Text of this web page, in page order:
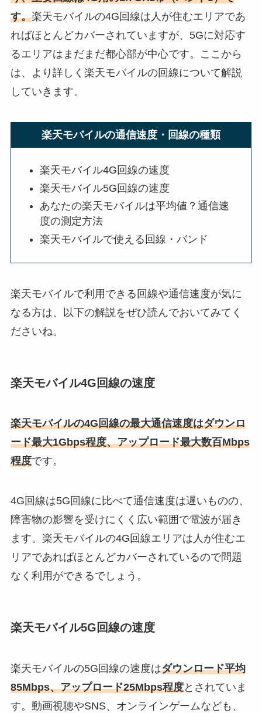
す。楽天モバイルの4G回線は人が住むエリアであ
ればほとんどカバーされていますが、5Gに対応す
るエリアはまだまだ都心部が中心です。ここから
は、より詳しく楽天モバイルの回線について解説
していきます。
楽天モバイルの通信速度・回線の種類
楽天モバイル4G回線の速度
楽天モバイル5G回線の速度
あなたの楽天モバイルは平均値？通信速
度の測定方法
楽天モバイルで使える回線・バンド
楽天モバイルで利用できる回線や通信速度が気に
なる方は、以下の解説をぜひ読んでおいてみてく
ださいね。
楽天モバイル4G回線の速度
楽天モバイルの4G回線の最大通信速度はダウンロ
ード最大1Gbps程度、アップロード最大数百Mbps
程度です。
4G回線は5G回線に比べて通信速度は遅いものの、
障害物の影響を受けにくく広い範囲で電波が届き
ます。楽天モバイルの4G回線エリアは人が住むエ
リアであればほとんどカバーされているので問題
なく利用ができるでしょう。
楽天モバイル5G回線の速度
楽天モバイルの5G回線の速度はダウンロード平均
85Mbps、アップロード25Mbps程度とされていま
す。動画視聴やSNS、オンラインゲームなども、